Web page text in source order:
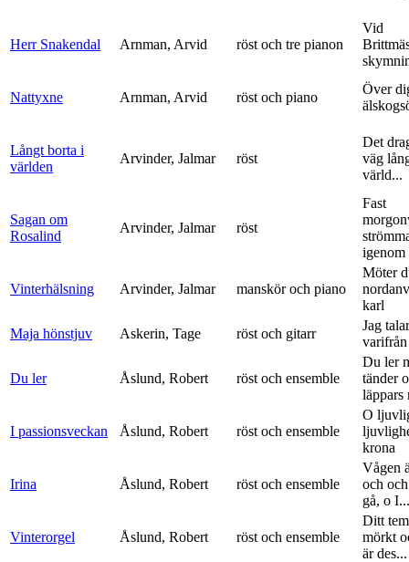
Herr Snakendal Arnman, Arvid röst och tre pianon
Vid
Nattyxne Arnman, Arvid röst och piano
Över
Långt borta i
världen
Arvinder, Jalmar röst
Det
väg
värld...
Sagan om
Rosalind
Arvinder, Jalmar röst
Fast
igenom
Vinterhälsning Arvinder, Jalmar manskör och piano
Möter
karl
Maja hönstjuv
Askerin, Tage röst och gitarr
Jag
Du ler Åslund, Robert röst och ensemble
Du ler
tänder
läppars
I passionsveckan Åslund, Robert röst och ensemble
O
krona
Irina Åslund, Robert röst och ensemble
Vågen
och
gå, o I...
Vinterorgel Åslund, Robert röst och ensemble
Ditt
mörkt
är des...